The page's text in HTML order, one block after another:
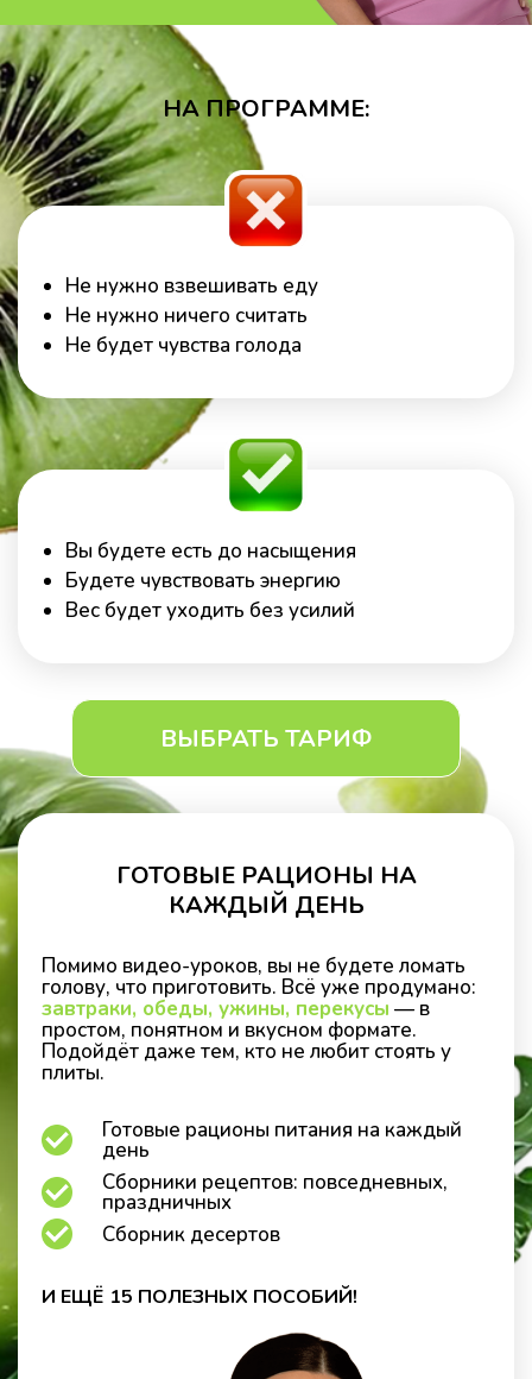
НА ПРОГРАММЕ:
Не нужно взвешивать еду
Не нужно ничего считать
Не будет чувства голода
Вы будете есть до насыщения
Будете чувствовать энергию
Вес будет уходить без усилий
ВЫБРАТЬ ТАРИФ
ГОТОВЫЕ РАЦИОНЫ НА
КАЖДЫЙ ДЕНЬ
Помимо видео-уроков, вы не будете ломать
голову, что приготовить. Всё уже продумано:
завтраки, обеды, ужины, перекусы — в
простом, понятном и вкусном формате.
Подойдёт даже тем, кто не любит стоять у
плиты.
Готовые рационы питания на каждый
день
Сборники рецептов: повседневных,
праздничных
Сборник десертов
И ЕЩЁ 15 ПОЛЕЗНЫХ ПОСОБИЙ!